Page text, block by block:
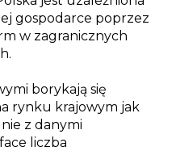
gospodarce poprzez
w zagranicznych
borykają się
rynku krajowym jak
z danymi
liczba